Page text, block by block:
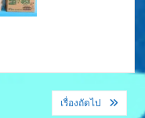
เรื่องถัดไป